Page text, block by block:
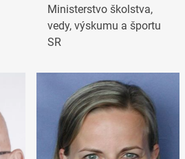
Ministerstvo školstva,
vedy, výskumu a športu
SR